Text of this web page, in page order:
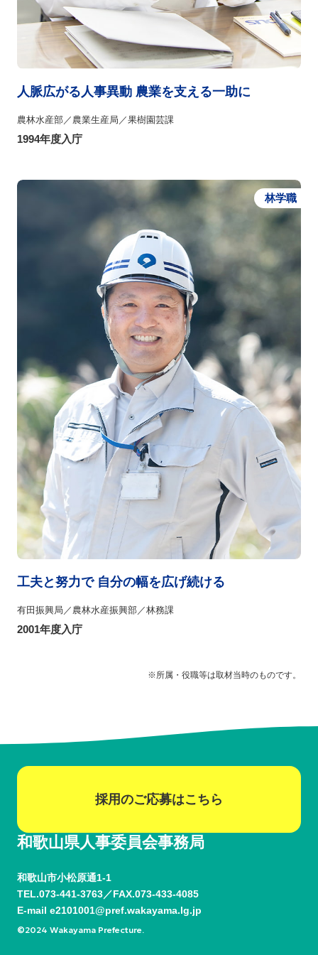
人脈広がる人事異動 農業を支える一助に
農林水産部／農業生産局／果樹園芸課
1994年度入庁
林学職
工夫と努力で 自分の幅を広げ続ける
有田振興局／農林水産振興部／林務課
2001年度入庁
※所属・役職等は取材当時のものです。
和歌山県人事委員会事務局
和歌山市小松原通1-1
TEL.073-441-3763
FAX.073-433-4085
E-mail e2101001@pref.wakayama.lg.jp
©2024 Wakayama Prefecture.
採用のご応募はこちら